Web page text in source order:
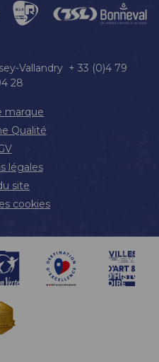
Vallandry + 33 (0)4 79
28
marque
Qualité
légales
site
cookies